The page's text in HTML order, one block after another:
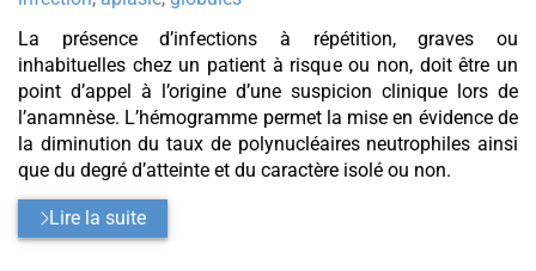
La présence d’infections à répétition, graves ou
inhabituelles chez un patient à risque ou non, doit être un
point d’appel à l’origine d’une suspicion clinique lors de
l’anamnèse. L’hémogramme permet la mise en évidence de
la diminution du taux de polynucléaires neutrophiles ainsi
que du degré d’atteinte et du caractère isolé ou non.
Lire la suite